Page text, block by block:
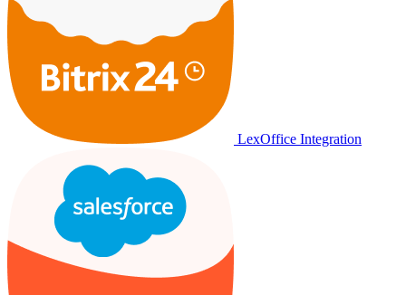
LexOffice Integration